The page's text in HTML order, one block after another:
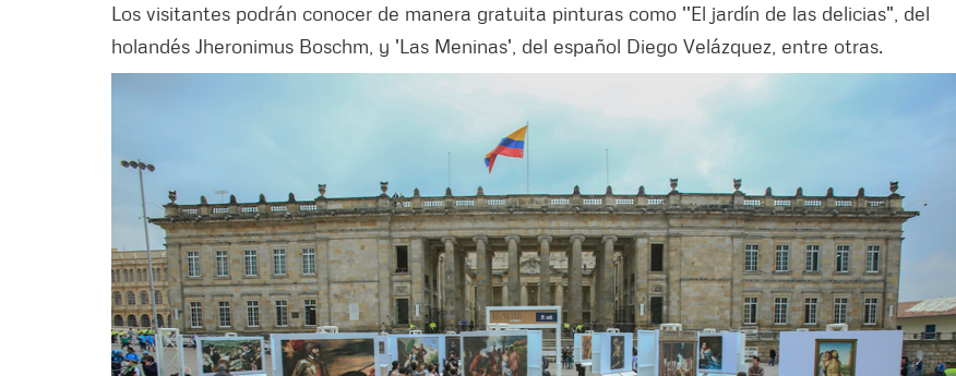
Los visitantes podrán conocer de manera gratuita pinturas como ''El jardín de las delicias", del
holandés Jheronimus Boschm, y 'Las Meninas', del español Diego Velázquez, entre otras.